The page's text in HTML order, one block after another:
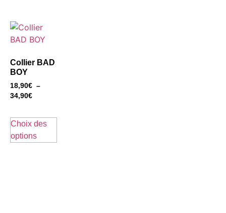
Collier BAD
BOY
18,90€ –
34,90€
Choix des
options